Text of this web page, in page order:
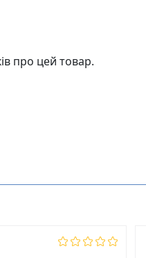
про цей товар.